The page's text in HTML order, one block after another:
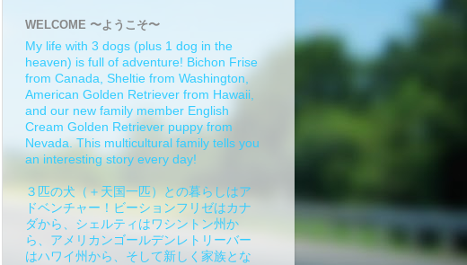
WELCOME 〜ようこそ〜
My life with 3 dogs (plus 1 dog in the
heaven) is full of adventure! Bichon Frise
from Canada, Sheltie from Washington,
American Golden Retriever from Hawaii,
and our new family member English
Cream Golden Retriever puppy from
Nevada. This multicultural family tells you
an interesting story every day!
３匹の犬（＋天国一匹）との暮らしはア
ドベンチャー！ビーションフリゼはカナ
ダから、シェルティはワシントン州か
ら、アメリカンゴールデンレトリーバー
はハワイ州から、そして新しく家族とな